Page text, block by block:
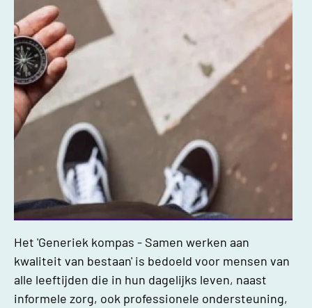
Het 'Generiek kompas - Samen werken aan
kwaliteit van bestaan' is bedoeld voor mensen van
alle leeftijden die in hun dagelijks leven, naast
informele zorg, ook professionele ondersteuning,